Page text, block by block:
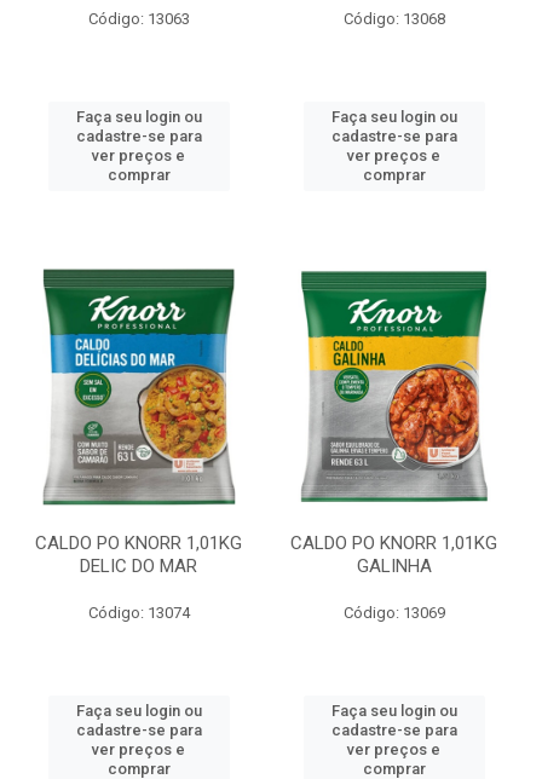
Código: 13063
Faça seu login ou
cadastre-se para
ver preços e
comprar
Código: 13068
Faça seu login ou
cadastre-se para
ver preços e
comprar
CALDO PO KNORR 1,01KG
DELIC DO MAR
Código: 13074
Faça seu login ou
cadastre-se para
ver preços e
comprar
CALDO PO KNORR 1,01KG
GALINHA
Código: 13069
Faça seu login ou
cadastre-se para
ver preços e
comprar